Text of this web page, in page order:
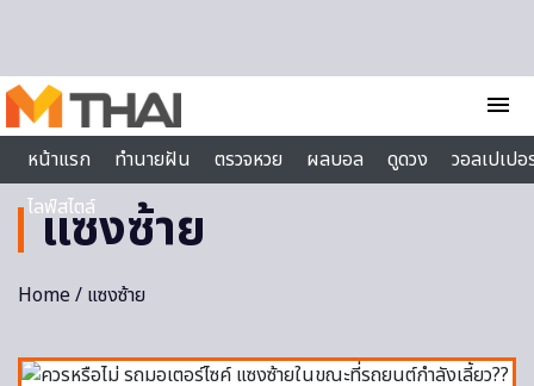
menu
หน้าแรก
ทำนายฝัน ตรวจหวย ผลบอล ดูดวง
วอลเปเป
ไลฟ์สไตล์
แซงซ้าย
Home/ แซงซ้าย